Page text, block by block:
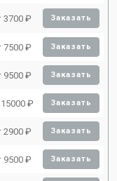
3700 ₽ Заказать
7500 ₽ Заказать
9500 ₽ Заказать
₽ Заказать
2900 ₽ Заказать
9500 ₽ Заказать